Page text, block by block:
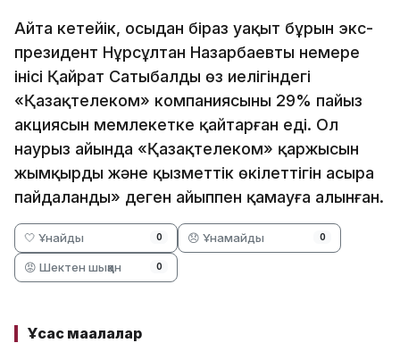
Айта кетейік, осыдан біраз уақыт бұрын экс-
президент Нұрсұлтан Назарбаевтың немере
інісі Қайрат Сатыбалды өз иелігіндегі
«Қазақтелеком» компаниясының 29% пайыз
акциясын мемлекетке қайтарған еді. Ол
наурыз айында «Қазақтелеком» қаржысын
жымқырды және қызметтік өкілеттігін асыра
пайдаланды» деген айыппен қамауға алынған.
🤍 Ұнайды 0 😞 Ұнамайды 0
😡 Шектен шыққан 0
Ұқсас мақалалар